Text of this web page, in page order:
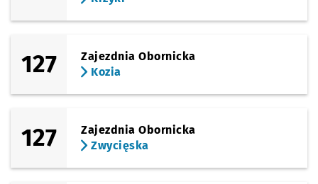
127
Zajezdnia Obornicka
Kozia
127
Zajezdnia Obornicka
Zwycięska